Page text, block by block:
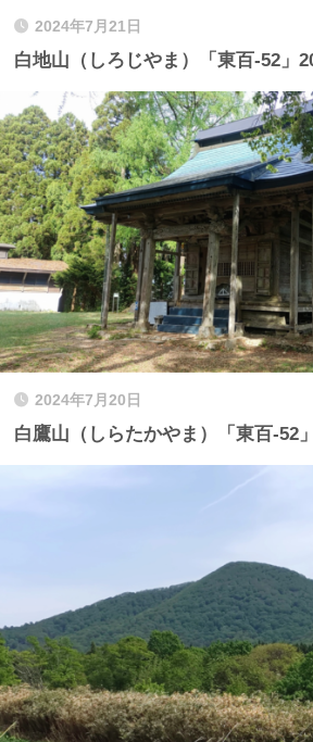
2024年7月21日
白地山（しろじやま）「東百-52」
2024年7月20日
白鷹山（しらたかやま）「東百-52